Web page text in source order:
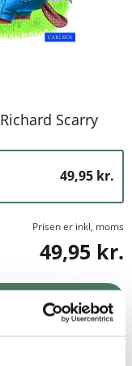
Richard Scarry
49,95 kr.
Prisen er inkl, moms
49,95 kr.